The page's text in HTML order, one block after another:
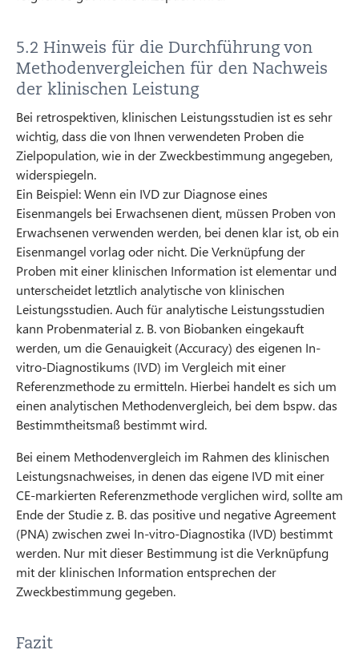
5.2 Hinweis für die Durchführung von
Methodenvergleichen für den Nachweis
der klinischen Leistung
Bei retrospektiven, klinischen Leistungsstudien ist es sehr
wichtig, dass die von Ihnen verwendeten Proben die
Zielpopulation, wie in der Zweckbestimmung angegeben,
widerspiegeln.
Ein Beispiel: Wenn ein IVD zur Diagnose eines
Eisenmangels bei Erwachsenen dient, müssen Proben von
Erwachsenen verwenden werden, bei denen klar ist, ob ein
Eisenmangel vorlag oder nicht. Die Verknüpfung der
Proben mit einer klinischen Information ist elementar und
unterscheidet letztlich analytische von klinischen
Leistungsstudien. Auch für analytische Leistungsstudien
kann Probenmaterial z. B. von Biobanken eingekauft
werden, um die Genauigkeit (Accuracy) des eigenen In-
vitro-Diagnostikums (IVD) im Vergleich mit einer
Referenzmethode zu ermitteln. Hierbei handelt es sich um
einen analytischen Methodenvergleich, bei dem bspw. das
Bestimmtheitsmaß bestimmt wird.
Bei einem Methodenvergleich im Rahmen des klinischen
Leistungsnachweises, in denen das eigene IVD mit einer
CE-markierten Referenzmethode verglichen wird, sollte am
Ende der Studie z. B. das positive und negative Agreement
(PNA) zwischen zwei In-vitro-Diagnostika (IVD) bestimmt
werden. Nur mit dieser Bestimmung ist die Verknüpfung
mit der klinischen Information entsprechen der
Zweckbestimmung gegeben.
Fazit